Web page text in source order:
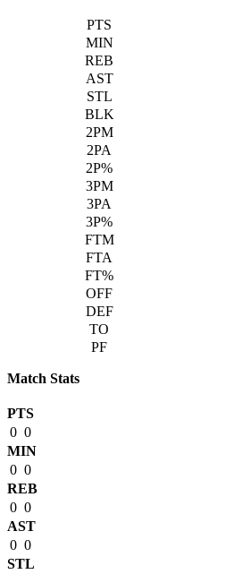
Match Stats
PTS
0 0
MIN
0 0
REB
0 0
AST
0 0
STL